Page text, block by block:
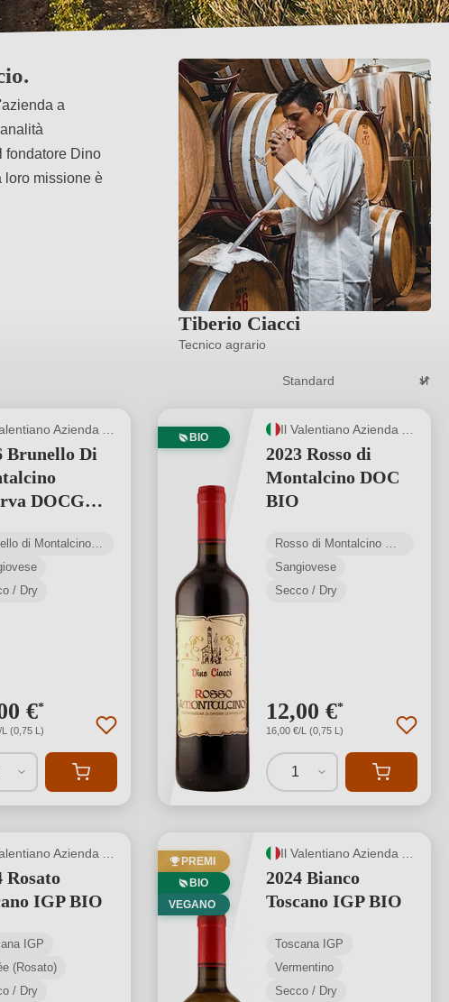
a
fondatore Dino
loro missione è
Tiberio Ciacci
Tecnico agrario
Brunello Di
DOCG
Brunello di Montalcino DOCG
/ Dry
€*
(0,75 L)
BIO
2023 Rosso di
Montalcino DOC
BIO
Rosso di Montalcino DOC
Sangiovese
Secco / Dry
12,00 €*
16,00 €/L (0,75 L)
1
Rosato
IGP BIO
IGP
(Rosato)
/ Dry
PREMI
BIO
VEGANO
2024 Bianco
Toscano IGP BIO
Toscana IGP
Vermentino
Secco / Dry